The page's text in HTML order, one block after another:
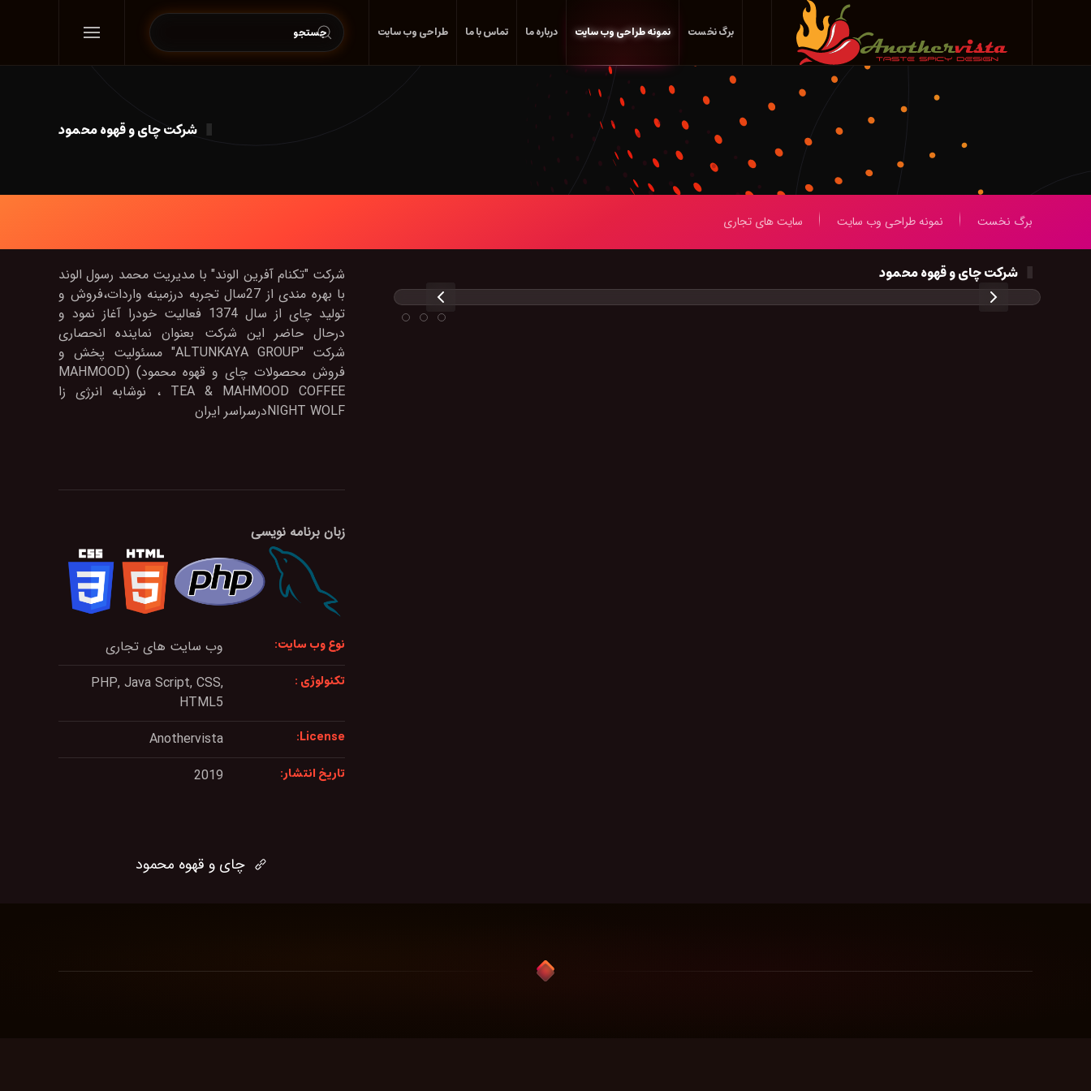
برگ نخست نمونه طراحی وب سایت درباره ما تماس با ما طراحی وب سایت
شرکت چای و قهوه محمود
برگ نخست نمونه طراحی وب سایت سایت های تجاری
شرکت چای و قهوه محمود
شرکت "تکنام آفرین الوند" با مدیریت محمد رسول الوند
با بهره مندی از 27سال تجربه درزمینه واردات،فروش و
تولید چای از سال 1374 فعالیت خودرا آغاز نمود و
درحال حاضر این شرکت بعنوان نماینده انحصاری
شرکت "ALTUNKAYA GROUP" مسئولیت پخش و
فروش محصولات چای و قهوه محمود) (MAHMOOD
TEA & MAHMOOD COFFEE ، نوشابه انرژی زا
NIGHT WOLFدرسراسر ایران
زبان برنامه نویسی
نوع وب سایت: وب سایت های تجاری
تکنولوژی :
PHP, Java Script, CSS,
HTML5
License:
Anothervista
تاریخ انتشار: 2019
چای و قهوه محمود